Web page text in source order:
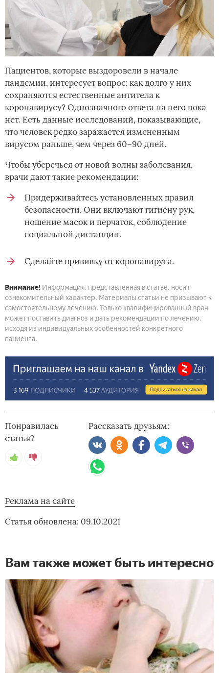
Пациентов, которые выздоровели в начале
пандемии, интересует вопрос: как долго у них
сохраняются естественные антитела к
коронавирусу? Однозначного ответа на него пока
нет. Есть данные исследований, показывающие,
что человек редко заражается измененным
вирусом раньше, чем через 60–90 дней.
Чтобы уберечься от новой волны заболевания,
врачи дают такие рекомендации:
Придерживайтесь установленных правил
безопасности. Они включают гигиену рук,
ношение масок и перчаток, соблюдение
социальной дистанции.
Сделайте прививку от коронавируса.
Внимание! Информация, представленная в статье, носит
ознакомительный характер. Материалы статьи не призывают к
самостоятельному лечению. Только квалифицированный врач
может поставить диагноз и дать рекомендации по лечению,
исходя из индивидуальных особенностей конкретного
пациента.
Понравилась
статья?
Рассказать друзьям:
Реклама на сайте
Статья обновлена: 09.10.2021
Вам также может быть интересно